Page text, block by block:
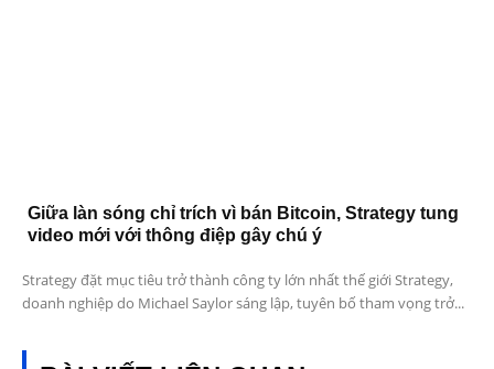
Giữa làn sóng chỉ trích vì bán Bitcoin, Strategy tung
video mới với thông điệp gây chú ý
Strategy đặt mục tiêu trở thành công ty lớn nhất thế giới Strategy,
doanh nghiệp do Michael Saylor sáng lập, tuyên bố tham vọng trở...